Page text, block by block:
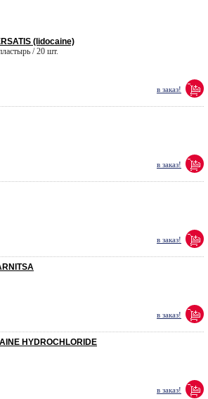
(lidocaine)
/ 20 шт.
в заказ!
в заказ!
в заказ!
в заказ!
HYDROCHLORIDE
в заказ!